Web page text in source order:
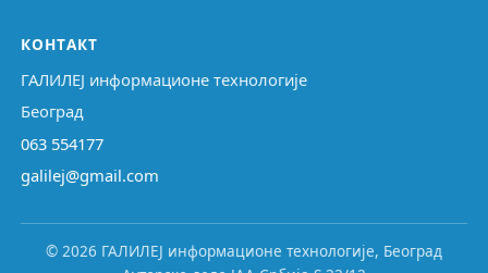
КОНТАКТ
ГАЛИЛЕЈ информационе технологије
Београд
063 554177
galilej@gmail.com
© 2026 ГАЛИЛЕЈ информационе технологије, Београд